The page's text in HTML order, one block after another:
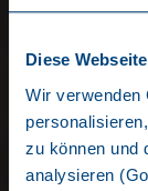
Diese
Wir verwenden
zu können und
analysieren